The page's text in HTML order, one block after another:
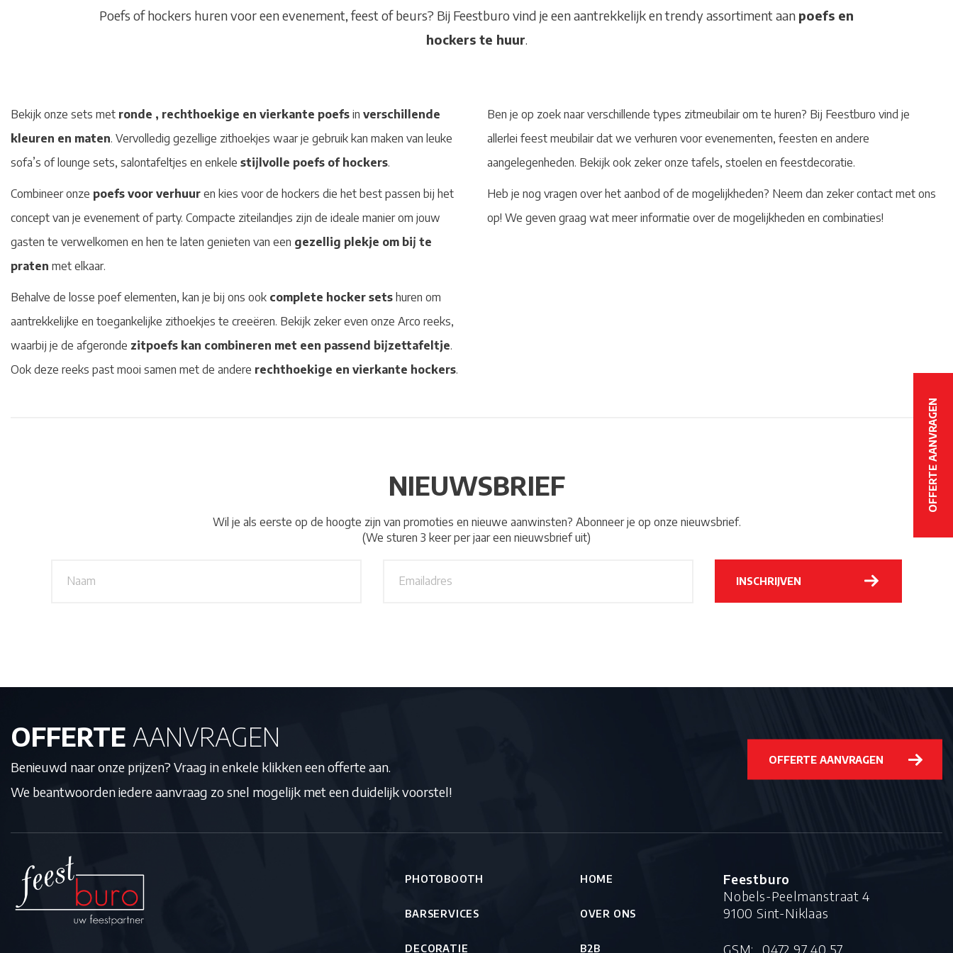
OFFERTE AANVRAGEN
OFFERTE AANVRAGEN
Poefs of hockers huren voor een evenement, feest of beurs? Bij Feestburo vind je een aantrekkelijk en trendy assortiment aan poefs en
hockers te huur.
Bekijk onze sets met ronde , rechthoekige en vierkante poefs in verschillende
kleuren en maten. Vervolledig gezellige zithoekjes waar je gebruik kan maken van leuke
sofa’s of lounge sets, salontafeltjes en enkele stijlvolle poefs of hockers.
Combineer onze poefs voor verhuur en kies voor de hockers die het best passen bij het
concept van je evenement of party. Compacte ziteilandjes zijn de ideale manier om jouw
gasten te verwelkomen en hen te laten genieten van een gezellig plekje om bij te
praten met elkaar.
Behalve de losse poef elementen, kan je bij ons ook complete hocker sets huren om
aantrekkelijke en toegankelijke zithoekjes te creeëren. Bekijk zeker even onze Arco reeks,
waarbij je de afgeronde zitpoefs kan combineren met een passend bijzettafeltje.
Ook deze reeks past mooi samen met de andere rechthoekige en vierkante hockers.
Ben je op zoek naar verschillende types zitmeubilair om te huren? Bij Feestburo vind je
allerlei feest meubilair dat we verhuren voor evenementen, feesten en andere
aangelegenheden. Bekijk ook zeker onze tafels, stoelen en feestdecoratie.
Heb je nog vragen over het aanbod of de mogelijkheden? Neem dan zeker contact met ons
op! We geven graag wat meer informatie over de mogelijkheden en combinaties!
NIEUWSBRIEF
Wil je als eerste op de hoogte zijn van promoties en nieuwe aanwinsten? Abonneer je op onze nieuwsbrief.
(We sturen 3 keer per jaar een nieuwsbrief uit)
INSCHRIJVEN
OFFERTE AANVRAGEN
Benieuwd naar onze prijzen? Vraag in enkele klikken een offerte aan.
We beantwoorden iedere aanvraag zo snel mogelijk met een duidelijk voorstel!
OFFERTE AANVRAGEN
PHOTOBOOTH
BARSERVICES
DECORATIE
HOME
OVER ONS
B2B
Feestburo
Nobels-Peelmanstraat 4
9100 Sint-Niklaas
GSM: 0472 97 40 57